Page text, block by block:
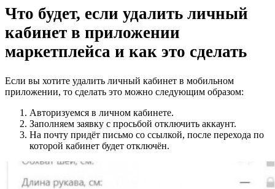
Что будет, если удалить личный
кабинет в приложении
маркетплейса и как это сделать
Если вы хотите удалить личный кабинет в мобильном
приложении, то сделать это можно следующим образом:
Авторизуемся в личном кабинете.
Заполняем заявку с просьбой отключить аккаунт.
На почту придёт письмо со ссылкой, после перехода по
которой кабинет будет отключён.